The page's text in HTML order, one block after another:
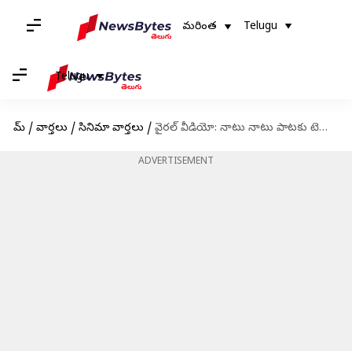
మరింత Telugu
Telugu
హోమ్ / వార్తలు / సినిమా వార్తలు / వైరల్ వీడియో: నాటు నాటు పాటకు టెస్లా కార్ లైట్ల తో సింక్ చూస్తే ఆశ్చర్యపోవాల్సిందే
ADVERTISEMENT